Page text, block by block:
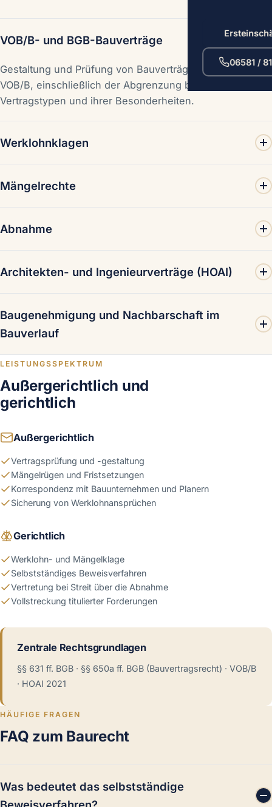
06581 /
VOB/B- und BGB-Bauverträge
Gestaltung und Prüfung von Bauverträgen nach BGB und
VOB/B, einschließlich der Abgrenzung beider
Vertragstypen und ihrer Besonderheiten.
Werklohnklagen
Abwehr überhöhter oder unberechtigter Forderungen —
Mängelrechte
Nacherfüllung, Minderung, Selbstvornahme und
Abnahme
und der Beweislastverteilung sowie Folgen der (fiktiven)
Architekten- und Ingenieurverträge (HOAI)
Honorarfragen nach HOAI 2021 sowie Haftung für
Planungs- und Überwachungsfehler.
Baugenehmigung und Nachbarschaft im
Bauverlauf
Schnittstellen zum öffentlichen Baurecht und zum
Nachbarrecht während der Bauphase.
LEISTUNGSSPEKTRUM
Außergerichtlich und
gerichtlich
Außergerichtlich
Vertragsprüfung und -gestaltung
Mängelrügen und Fristsetzungen
Korrespondenz mit Bauunternehmen und Planern
Sicherung von Werklohnansprüchen
Gerichtlich
Werklohn- und Mängelklage
Selbstständiges Beweisverfahren
Vertretung bei Streit über die Abnahme
Vollstreckung titulierter Forderungen
Zentrale Rechtsgrundlagen
§§ 631 ff. BGB · §§ 650a ff. BGB (Bauvertragsrecht) · VOB/B
· HOAI 2021
HÄUFIGE FRAGEN
FAQ zum Baurecht
Was bedeutet das selbstständige